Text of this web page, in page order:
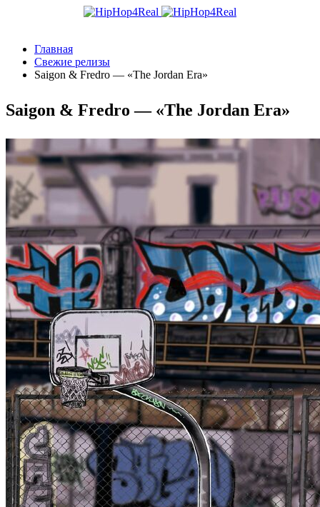
Главная
Свежие релизы
Saigon & Fredro — «The Jordan Era»
Saigon & Fredro — «The Jordan Era»